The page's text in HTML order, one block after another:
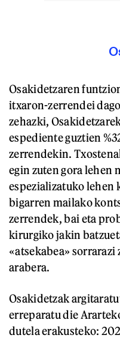
Osakidetzaren
itxaron-zerrendei
zehazki,
espediente guztien
zerrendekin.
egin zuten gora lehen
espezializatuko lehen
bigarren mailako
zerrendek, bai eta
kirurgiko jakin
«atsekabea»
arabera.
Osakidetzak
erreparatu die
dutela erakusteko: